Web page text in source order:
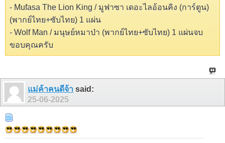
- Mufasa The Lion King / มูฟาซา เดอะไลอ้อนคิง (การ์ตูน)
(พากย์ไทย+ซับไทย) 1 แผ่น
- Wolf Man / มนุษย์หมาป่า (พากย์ไทย+ซับไทย) 1 แผ่นจบ
ขอบคุณครับ
แม่ค้าคนดีจ้า said:
25-06-2025